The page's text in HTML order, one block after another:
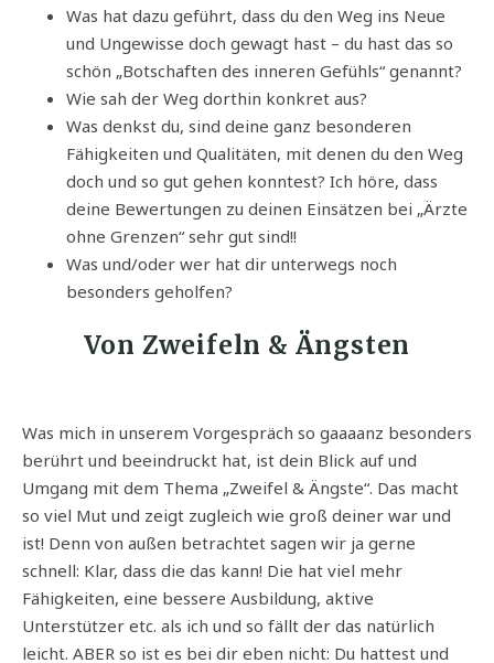
Was hat dazu geführt, dass du den Weg ins Neue
und Ungewisse doch gewagt hast – du hast das so
schön „Botschaften des inneren Gefühls“ genannt?
Wie sah der Weg dorthin konkret aus?
Was denkst du, sind deine ganz besonderen
Fähigkeiten und Qualitäten, mit denen du den Weg
doch und so gut gehen konntest? Ich höre, dass
deine Bewertungen zu deinen Einsätzen bei „Ärzte
ohne Grenzen“ sehr gut sind!!
Was und/oder wer hat dir unterwegs noch
besonders geholfen?
Von Zweifeln & Ängsten
Was mich in unserem Vorgespräch so gaaaanz besonders
berührt und beeindruckt hat, ist dein Blick auf und
Umgang mit dem Thema „Zweifel & Ängste“. Das macht
so viel Mut und zeigt zugleich wie groß deiner war und
ist! Denn von außen betrachtet sagen wir ja gerne
schnell: Klar, dass die das kann! Die hat viel mehr
Fähigkeiten, eine bessere Ausbildung, aktive
Unterstützer etc. als ich und so fällt der das natürlich
leicht. ABER so ist es bei dir eben nicht: Du hattest und